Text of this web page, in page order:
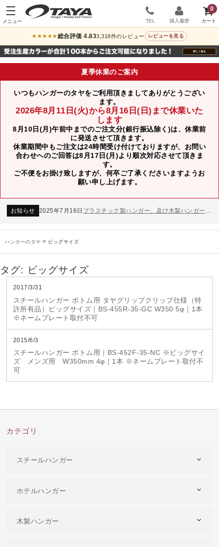
0
TEL 購入履歴
★★★★★総合評価 4.833,318件のレビュー レビューを見る
夏季休業のご案内
いつもハンガーのタヤをご利用頂きましてありがとうござい
ます。
2026年8月11日(火)から8月16日(日)まで休業いた
します
8月10日(月)午前中までのご注文分(銀行振込除く)は、休業前
に発送させて頂きます。
休業期間中もご注文は24時間受け付けておりますが、お問い
合わせへのご回答は8月17日(月)より順次対応させて頂きま
す。
ご不便をお掛け致しますが、何卒ご了承くださいますようお
願い申し上げます。
2024年12月12日年末年始休業のお知らせ
お知らせ
2025年7月16日
お知らせ
2025年7月16日
お知らせ 2025年3月14日
未分類
2024年12月19日
お知らせ 2024年12月12日年末年始休業のお知らせ
ハンガーのタヤ > ビッグサイズ
タグ: ビッグサイズ
2017/3/31
スチールハンガー ボトム用 タヤグリップクリップ仕様（特
許所有品）ビッグサイズ｜BS-455R-35-GC W350 5φ｜1本
※ネームプレート取付不可
2015/6/3
スチールハンガー ボトム用｜BS-452F-35-NC ※ビッグサイ
ズ メンズ用 W350mm 4φ｜1本 ※ネームプレート取付不
可
カテゴリ
スチールハンガー
ホテルハンガー
木製ハンガー